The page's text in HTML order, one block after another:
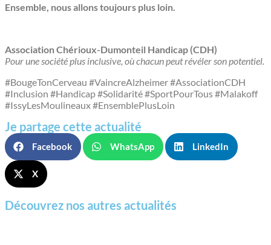
Ensemble, nous allons toujours plus loin.
Association Chérioux-Dumonteil Handicap (CDH)
Pour une société plus inclusive, où chacun peut révéler son potentiel.
#BougeTonCerveau #VaincreAlzheimer #AssociationCDH
#Inclusion #Handicap #Solidarité #SportPourTous #Malakoff
#IssyLesMoulineaux #EnsemblePlusLoin
Je partage cette actualité
Facebook WhatsApp LinkedIn
X
Découvrez nos autres actualités